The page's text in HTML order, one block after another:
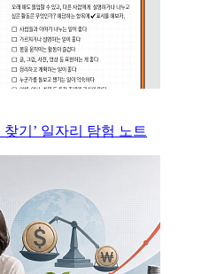
찾기’ 일자리 탐험 노트